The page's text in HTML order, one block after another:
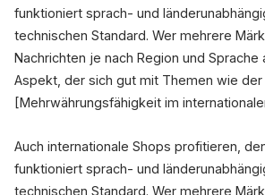
funktioniert sprach- und
technischen Standard. Wer mehrere
Nachrichten je nach Region und Sprache
Aspekt, der sich gut mit Themen wie der
[Mehrwährungsfähigkeit im
Auch internationale Shops profitieren,
funktioniert sprach- und
technischen Standard. Wer mehrere